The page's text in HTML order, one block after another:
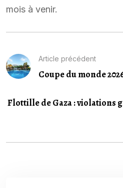
mois à venir.
Article précédent
Coupe du monde
Flottille de Gaza : violations